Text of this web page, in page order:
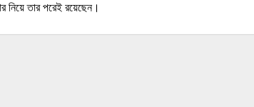
নিয়ে তার পরেই রয়েছেন।